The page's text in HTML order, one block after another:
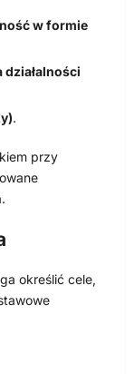
w formie
.
przy
określić cele,